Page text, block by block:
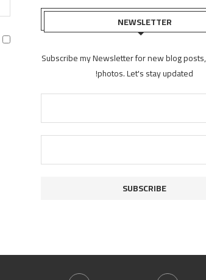
NEWSLETTER
Subscribe my Newsletter for new blog
photos. Let's stay updated!